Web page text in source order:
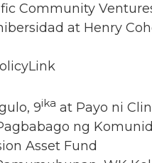
Community
at Henry
9ika at Payo ni
ng
Asset Fund